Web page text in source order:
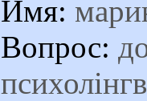
Имя:
Вопрос: